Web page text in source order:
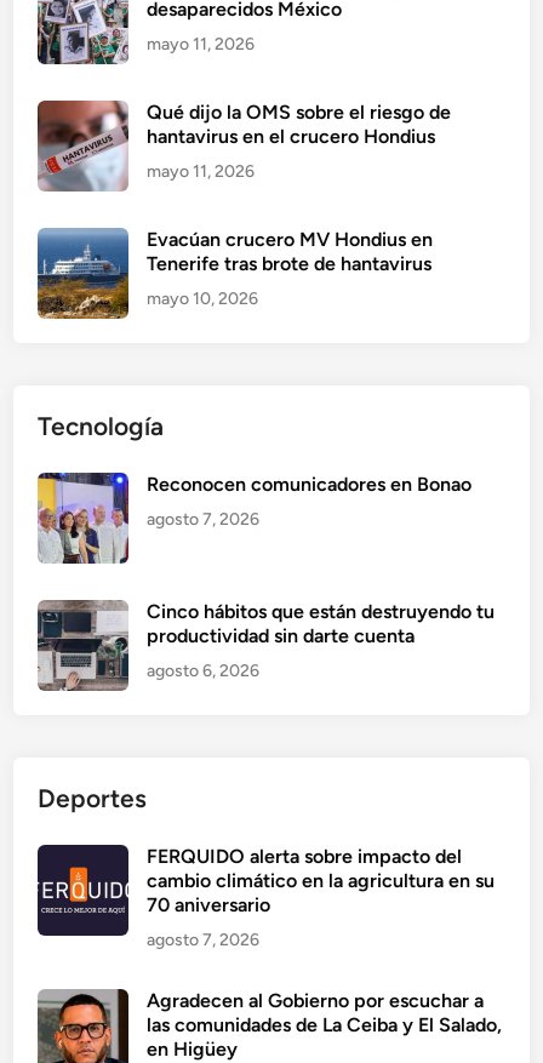
desaparecidos México
mayo 11, 2026
Qué dijo la OMS sobre el riesgo de
hantavirus en el crucero Hondius
mayo 11, 2026
Evacúan crucero MV Hondius en
Tenerife tras brote de hantavirus
mayo 10, 2026
Tecnología
Reconocen comunicadores en Bonao
agosto 7, 2026
Cinco hábitos que están destruyendo tu
productividad sin darte cuenta
agosto 6, 2026
Deportes
FERQUIDO alerta sobre impacto del
cambio climático en la agricultura en su
70 aniversario
agosto 7, 2026
Agradecen al Gobierno por escuchar a
las comunidades de La Ceiba y El Salado,
en Higüey